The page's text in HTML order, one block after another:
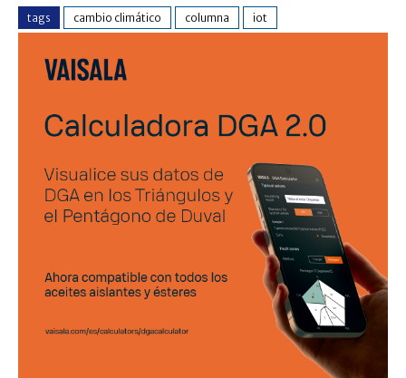
tags cambio climático columna iot